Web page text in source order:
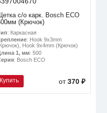
с/о карк. Bosch ECO
(Крючок)
: Каркасная
: Hook 9x3mm
Hook 9x4mm (Крючок)
1, мм: 500
: Bosch ECO
Купить от370 ₽